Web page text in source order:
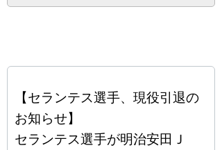
【セランテス選手、現役引退の
お知らせ】
セランテス選手が明治安田Ｊ